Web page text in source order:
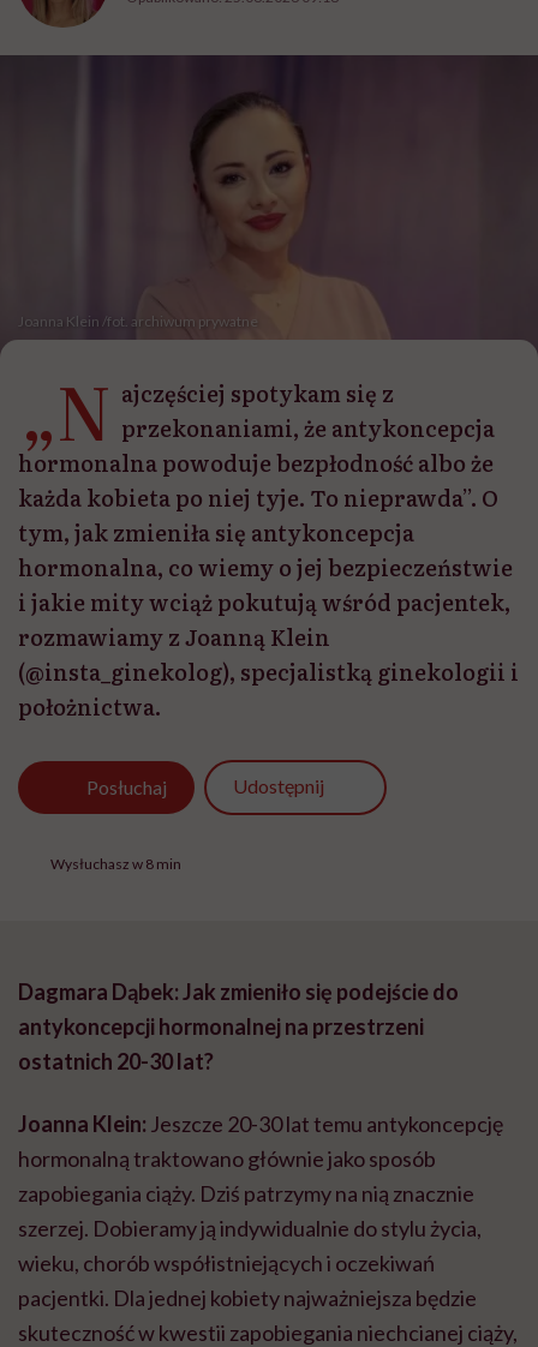
Joanna Klein /fot. archiwum prywatne
„N ajczęściej spotykam się z
przekonaniami, że antykoncepcja
hormonalna powoduje bezpłodność albo że
każda kobieta po niej tyje. To nieprawda”. O
tym, jak zmieniła się antykoncepcja
hormonalna, co wiemy o jej bezpieczeństwie
i jakie mity wciąż pokutują wśród pacjentek,
rozmawiamy z Joanną Klein
(@insta_ginekolog), specjalistką ginekologii i
położnictwa.
Posłuchaj Udostępnij
Wysłuchasz w 8 min
Dagmara Dąbek:Jak zmieniło się podejście do
antykoncepcji hormonalnej na przestrzeni
ostatnich 20-30 lat?
Joanna Klein: Jeszcze 20-30 lat temu antykoncepcję
hormonalną traktowano głównie jako sposób
zapobiegania ciąży. Dziś patrzymy na nią znacznie
szerzej. Dobieramy ją indywidualnie do stylu życia,
wieku, chorób współistniejących i oczekiwań
pacjentki. Dla jednej kobiety najważniejsza będzie
skuteczność w kwestii zapobiegania niechcianej ciąży,